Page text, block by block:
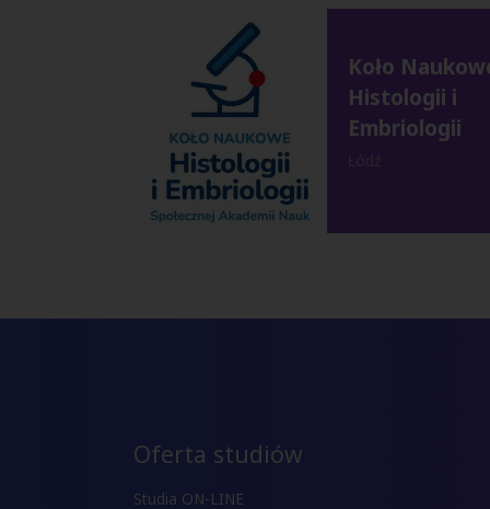
Koło
Histologii i
Embriologii
Oferta studiów
Studia ON-LINE